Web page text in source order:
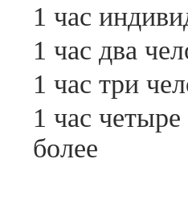
1 час
1 час два
1 час три
1 час
более